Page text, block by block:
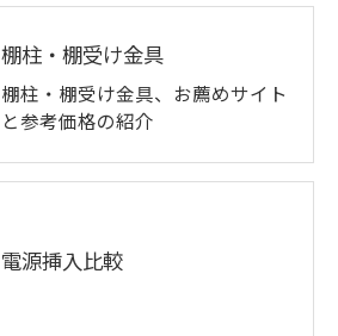
棚柱・棚受け金具
棚柱・棚受け金具、お薦めサイト
と参考価格の紹介
電源挿入比較